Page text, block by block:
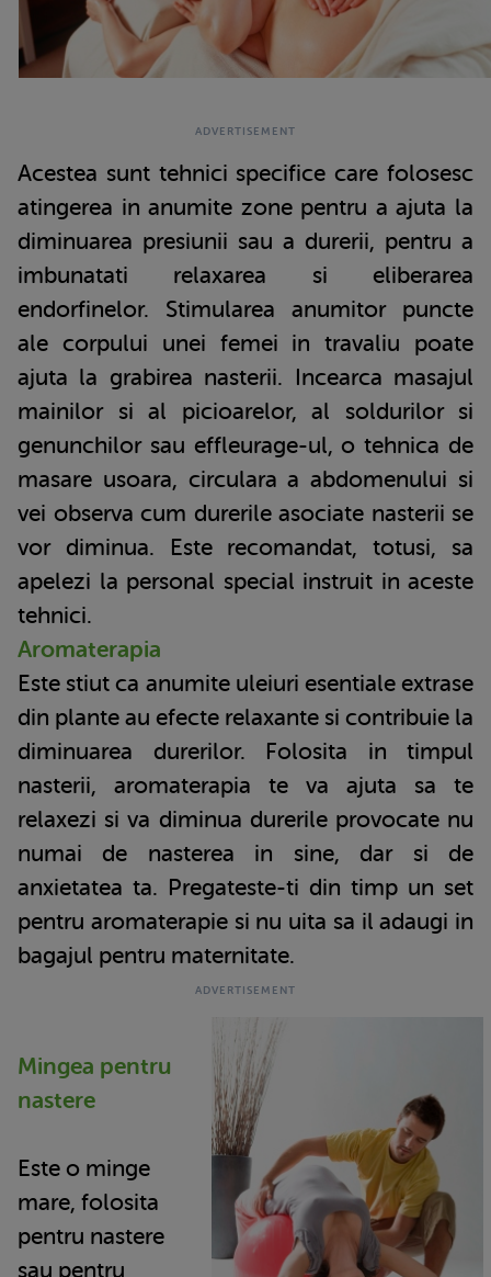
Acestea sunt tehnici specifice care folosesc
atingerea in anumite zone pentru a ajuta la
diminuarea presiunii sau a durerii, pentru a
imbunatati relaxarea si eliberarea
endorfinelor. Stimularea anumitor puncte
ale corpului unei femei in travaliu poate
ajuta la grabirea nasterii. Incearca masajul
mainilor si al picioarelor, al soldurilor si
genunchilor sau effleurage-ul, o tehnica de
masare usoara, circulara a abdomenului si
vei observa cum durerile asociate nasterii se
vor diminua. Este recomandat, totusi, sa
apelezi la personal special instruit in aceste
tehnici.
Aromaterapia
Este stiut ca anumite uleiuri esentiale extrase
din plante au efecte relaxante si contribuie la
diminuarea durerilor. Folosita in timpul
nasterii, aromaterapia te va ajuta sa te
relaxezi si va diminua durerile provocate nu
numai de nasterea in sine, dar si de
anxietatea ta. Pregateste-ti din timp un set
pentru aromaterapie si nu uita sa il adaugi in
bagajul pentru maternitate.
Mingea pentru
nastere
Este o minge
mare, folosita
pentru nastere
sau pentru